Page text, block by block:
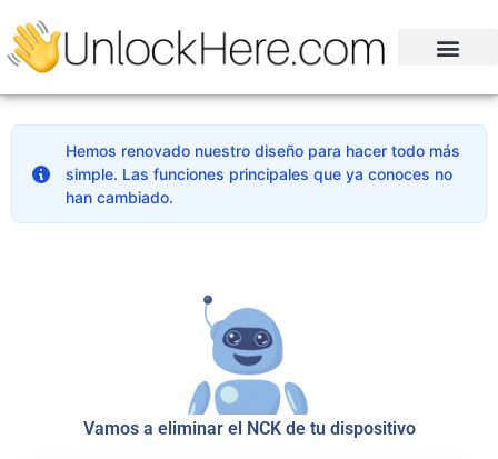
Hemos renovado nuestro diseño para hacer todo más
simple. Las funciones principales que ya conoces no
han cambiado.
Vamos a eliminar el NCK de tu dispositivo